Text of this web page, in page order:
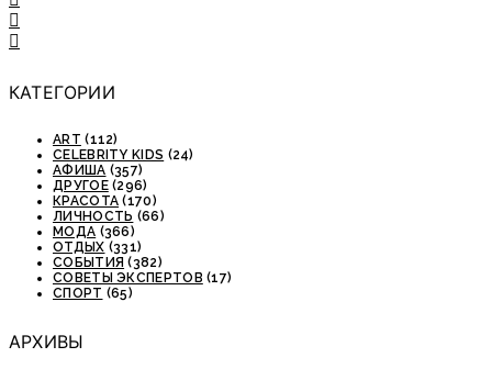
КАТЕГОРИИ
ART (112)
CELEBRITY KIDS (24)
АФИША (357)
ДРУГОЕ(296)
КРАСОТА (170)
ЛИЧНОСТЬ (66)
МОДА (366)
ОТДЫХ (331)
СОБЫТИЯ (382)
СОВЕТЫ ЭКСПЕРТОВ (17)
СПОРТ (65)
АРХИВЫ